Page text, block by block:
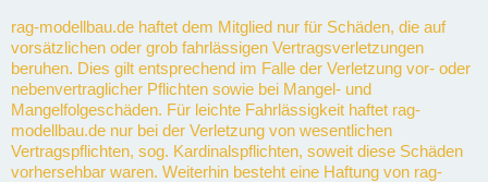
rag-modellbau.de haftet dem Mitglied nur für Schäden, die auf
vorsätzlichen oder grob fahrlässigen Vertragsverletzungen
beruhen. Dies gilt entsprechend im Falle der Verletzung vor- oder
nebenvertraglicher Pflichten sowie bei Mangel- und
Mangelfolgeschäden. Für leichte Fahrlässigkeit haftet rag-
modellbau.de nur bei der Verletzung von wesentlichen
Vertragspflichten, sog. Kardinalspflichten, soweit diese Schäden
vorhersehbar waren. Weiterhin besteht eine Haftung von rag-